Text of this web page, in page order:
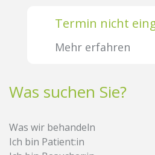
Termin nicht
Mehr erfahren
Was suchen Sie?
Was wir behandeln
Ich bin Patient:in